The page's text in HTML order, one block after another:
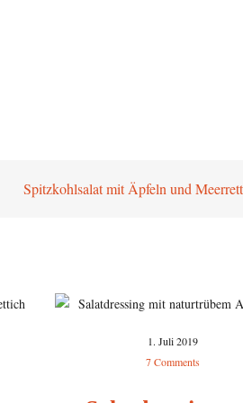
Spitzkohlsalat mit Äpfeln und
1. Juli 2019
7 Comments